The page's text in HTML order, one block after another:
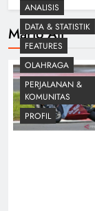
Mario Aji
ANALISIS
DATA & STATISTIK
FEATURES
OLAHRAGA
PERJALANAN &
KOMUNITAS
PROFIL